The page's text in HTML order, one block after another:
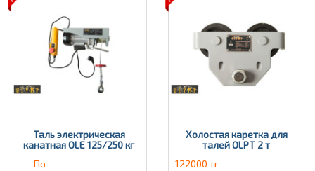
Таль электрическая
канатная OLE 125/250 кг
По
Холостая каретка для
талей OLPT 2 т
122000 тг